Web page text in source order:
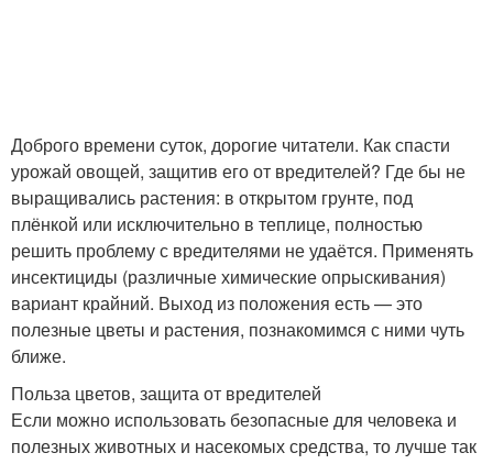
Доброго времени суток, дорогие читатели. Как спасти
урожай овощей, защитив его от вредителей? Где бы не
выращивались растения: в открытом грунте, под
плёнкой или исключительно в теплице, полностью
решить проблему с вредителями не удаётся. Применять
инсектициды (различные химические опрыскивания)
вариант крайний. Выход из положения есть — это
полезные цветы и растения, познакомимся с ними чуть
ближе.
Польза цветов, защита от вредителей
Если можно использовать безопасные для человека и
полезных животных и насекомых средства, то лучше так